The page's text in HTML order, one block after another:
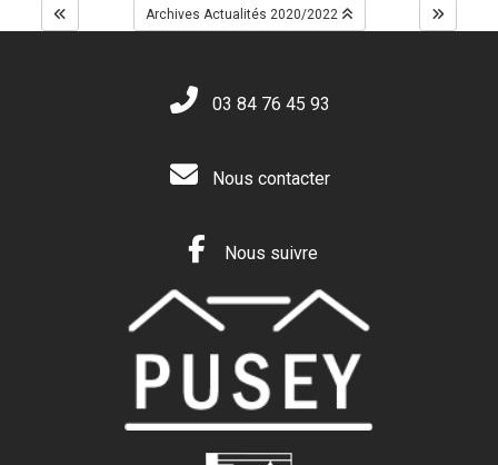
Archives Actualités 2020/2022
03 84 76 45 93
Nous contacter
Nous suivre